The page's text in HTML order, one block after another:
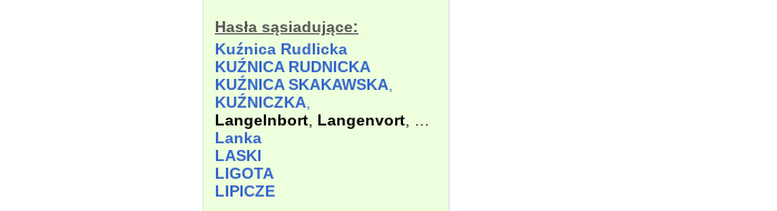
Hasła sąsiadujące:
Kuźnica Rudlicka
KUŹNICA RUDNICKA
KUŹNICA SKAKAWSKA
KUŹNICZKA
Langelnbort Langenvort
Lanka
LASKI
LIGOTA
LIPICZE